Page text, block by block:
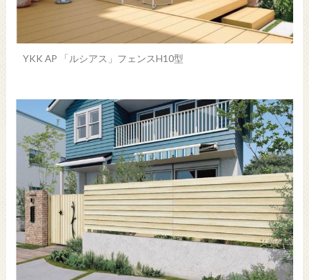
YKK AP 「ルシアス」フェンスH10型